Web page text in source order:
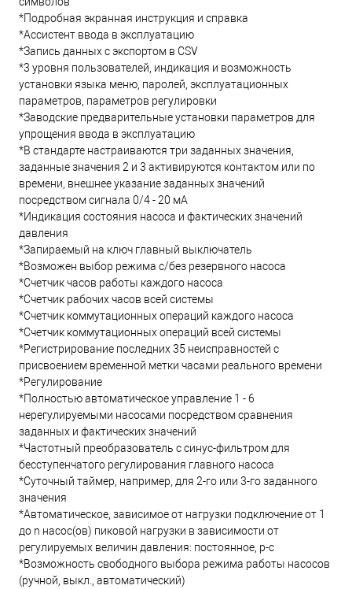
*Подробная экранная инструкция и справка
*Ассистент ввода в эксплуатацию
*Запись данных с экспортом в CSV
*3 уровня пользователей, индикация и возможность
установки языка меню, паролей, эксплуатационных
параметров, параметров регулировки
*Заводские предварительные установки параметров для
упрощения ввода в эксплуатацию
*В стандарте настраиваются три заданных значения,
заданные значения 2 и 3 активируются контактом или по
времени, внешнее указание заданных значений
посредством сигнала 0/4 - 20 мА
*Индикация состояния насоса и фактических значений
давления
*Запираемый на ключ главный выключатель
*Возможен выбор режима с/без резервного насоса
*Счетчик часов работы каждого насоса
*Счетчик рабочих часов всей системы
*Счетчик коммутационных операций каждого насоса
*Счетчик коммутационных операций всей системы
*Регистрирование последних 35 неисправностей с
присвоением временной метки часами реального времени
*Регулирование
*Полностью автоматическое управление 1 - 6
нерегулируемыми насосами посредством сравнения
заданных и фактических значений
*Частотный преобразователь с синус-фильтром для
бесступенчатого регулирования главного насоса
*Суточный таймер, например, для 2-го или 3-го заданного
значения
*Автоматическое, зависимое от нагрузки подключение от 1
до n насос(ов) пиковой нагрузки в зависимости от
регулируемых величин давления: постоянное, p-c
*Возможность свободного выбора режима работы насосов
(ручной, выкл., автоматический)